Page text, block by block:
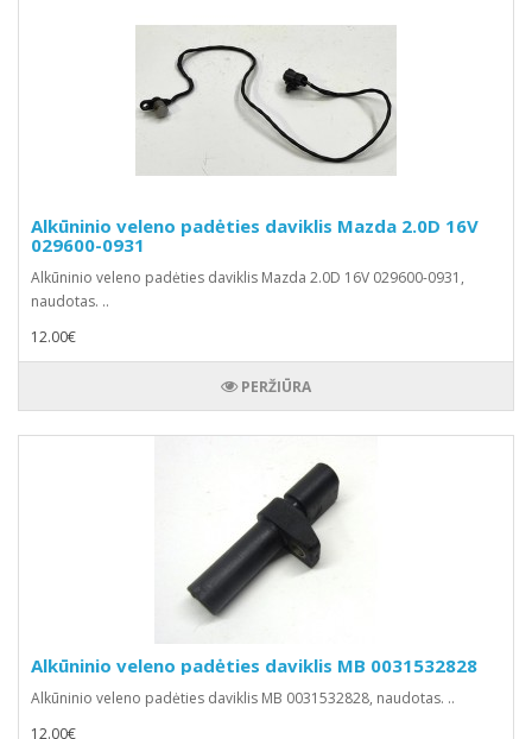
Alkūninio veleno padėties daviklis Mazda 2.0D 16V
029600-0931
Alkūninio veleno padėties daviklis Mazda 2.0D 16V 029600-0931,
naudotas. ..
12.00€
PERŽIŪRA
Alkūninio veleno padėties daviklis MB 0031532828
Alkūninio veleno padėties daviklis MB 0031532828, naudotas. ..
12.00€